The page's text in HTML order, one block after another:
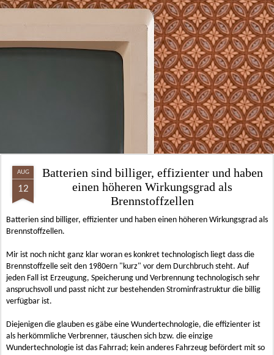
AUG
12
Batterien sind billiger, effizienter und haben
einen höheren Wirkungsgrad als
Brennstoffzellen
Batterien sind billiger, effizienter und haben einen höheren Wirkungsgrad als
Brennstoffzellen.
Mir ist noch nicht ganz klar woran es konkret technologisch liegt dass die
Brennstoffzelle seit den 1980ern "kurz" vor dem Durchbruch steht. Auf
jeden Fall ist Erzeugung, Speicherung und Verbrennung technologisch sehr
anspruchsvoll und passt nicht zur bestehenden Strominfrastruktur die billig
verfügbar ist.
Diejenigen die glauben es gäbe eine Wundertechnologie, die effizienter ist
als herkömmliche Verbrenner, täuschen sich bzw. die einzige
Wundertechnologie ist das Fahrrad; kein anderes Fahrzeug befördert mit so